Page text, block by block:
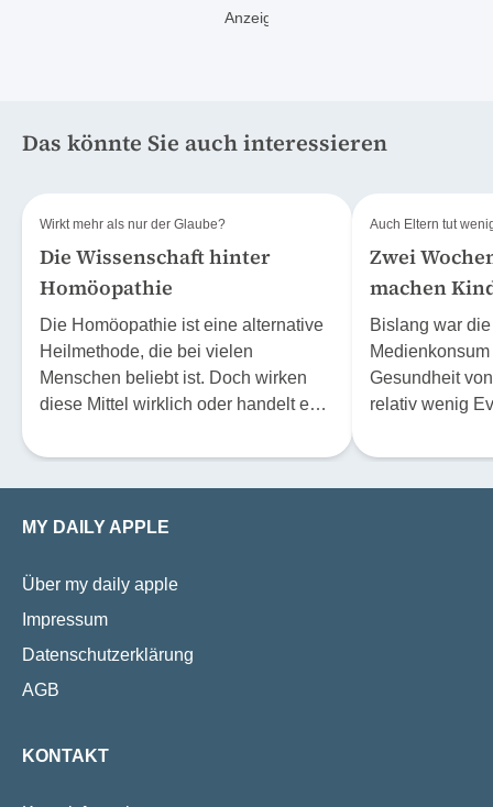
Das könnte Sie auch interessieren
Wirkt mehr als nur der Glaube?
Die Wissenschaft hinter
Homöopathie
Die Homöopathie ist eine alternative
Heilmethode, die bei vielen
Menschen beliebt ist. Doch wirken
diese Mittel wirklich oder handelt es
Effekt? Der Physiker Prof. Dr.
beschäftigt.
Auch Eltern tut
Zwei
machen
stabiler
Bislang war
Gesundheit
relativ wenig
nun aber
MY DAILY APPLE
Über my daily apple
Impressum
Datenschutzerklärung
AGB
KONTAKT